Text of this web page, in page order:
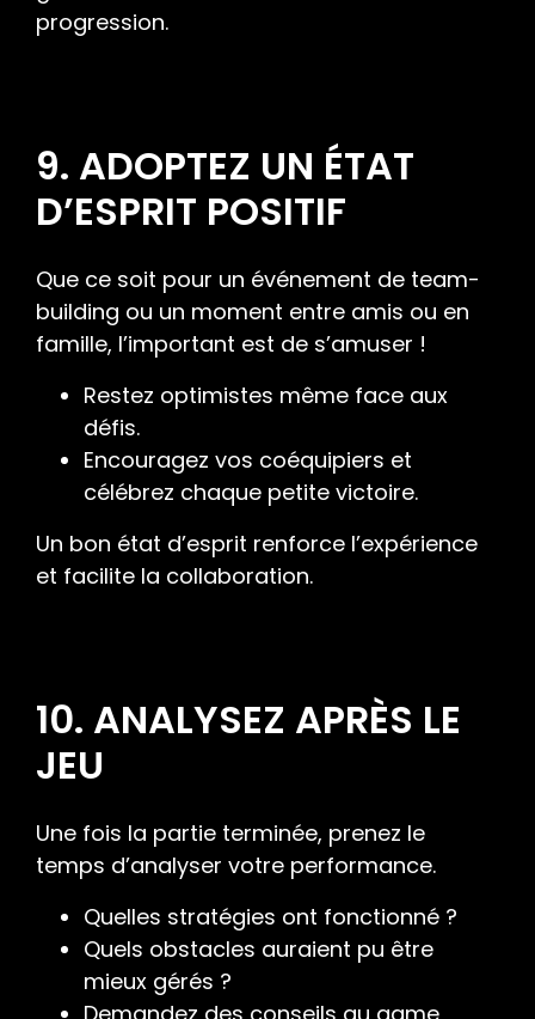
progression.
9. ADOPTEZ UN ÉTAT
D’ESPRIT POSITIF
Que ce soit pour un événement de team-
building ou un moment entre amis ou en
famille, l’important est de s’amuser !
Restez optimistes même face aux
défis.
Encouragez vos coéquipiers et
célébrez chaque petite victoire.
Un bon état d’esprit renforce l’expérience
et facilite la collaboration.
10. ANALYSEZ APRÈS LE
JEU
Une fois la partie terminée, prenez le
temps d’analyser votre performance.
Quelles stratégies ont fonctionné ?
Quels obstacles auraient pu être
mieux gérés ?